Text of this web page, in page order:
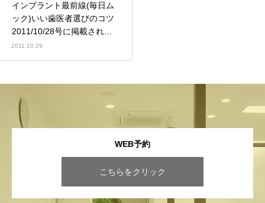
インプラント最前線(毎日ム
ック)いい歯医者選びのコツ
2011/10/28号に掲載されま
した
2011.10.29
WEB予約
こちらをクリック